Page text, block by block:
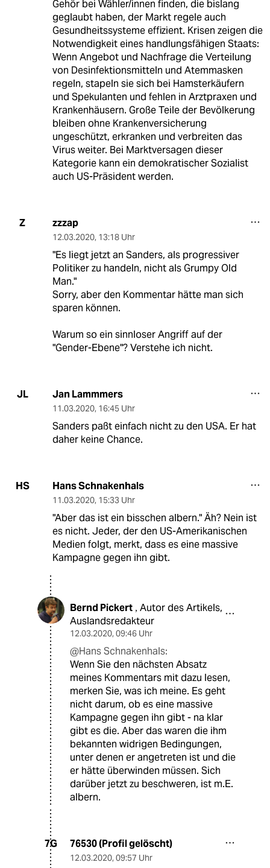
Gehör bei Wähler/innen finden, die bislang
geglaubt haben, der Markt regele auch
Gesundheitssysteme effizient. Krisen zeigen die
Notwendigkeit eines handlungsfähigen Staats:
Wenn Angebot und Nachfrage die Verteilung
von Desinfektionsmitteln und Atemmasken
regeln, stapeln sie sich bei Hamsterkäufern
und Spekulanten und fehlen in Arztpraxen und
Krankenhäusern. Große Teile der Bevölkerung
bleiben ohne Krankenversicherung
ungeschützt, erkranken und verbreiten das
Virus weiter. Bei Marktversagen dieser
Kategorie kann ein demokratischer Sozialist
auch US-Präsident werden.
Z zzzap
12.03.2020, 13:18 Uhr
"Es liegt jetzt an Sanders, als progressiver
Politiker zu handeln, nicht als Grumpy Old
Man."
Sorry, aber den Kommentar hätte man sich
sparen können.
Warum so ein sinnloser Angriff auf der
"Gender-Ebene"? Verstehe ich nicht.
JL Jan Lammmers
11.03.2020, 16:45 Uhr
Sanders paßt einfach nicht zu den USA. Er hat
daher keine Chance.
HS Hans Schnakenhals
11.03.2020, 15:33 Uhr
"Aber das ist ein bisschen albern." Äh? Nein ist
es nicht. Jeder, der den US-Amerikanischen
Medien folgt, merkt, dass es eine massive
Kampagne gegen ihn gibt.
Bernd Pickert , Autor des Artikels,
Auslandsredakteur
12.03.2020, 09:46 Uhr
@Hans Schnakenhals:
Wenn Sie den nächsten Absatz
meines Kommentars mit dazu lesen,
merken Sie, was ich meine. Es geht
nicht darum, ob es eine massive
Kampagne gegen ihn gibt - na klar
gibt es die. Aber das waren die ihm
bekannten widrigen Bedingungen,
unter denen er angetreten ist und die
er hätte überwinden müssen. Sich
darüber jetzt zu beschweren, ist m.E.
albern.
7G 76530 (Profil gelöscht)
12.03.2020, 09:57 Uhr